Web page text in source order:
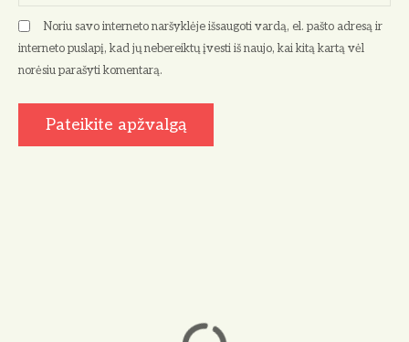
Noriu savo interneto naršyklėje išsaugoti vardą, el. pašto adresą ir
interneto puslapį, kad jų nebereiktų įvesti iš naujo, kai kitą kartą vėl
norėsiu parašyti komentarą.